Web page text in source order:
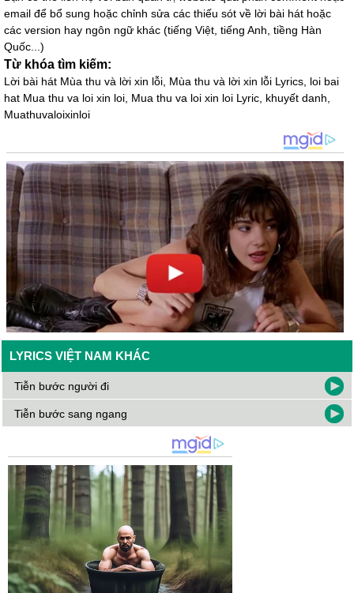
email để bổ sung hoặc chỉnh sửa các thiếu sót về lời bài hát hoặc
các version hay ngôn ngữ khác (tiếng Việt, tiếng Anh, tiềng Hàn
Quốc...)
Từ khóa tìm kiếm:
Lời bài hát Mùa thu và lời xin lỗi, Mùa thu và lời xin lỗi Lyrics, loi bai
hat Mua thu va loi xin loi, Mua thu va loi xin loi Lyric, khuyết danh,
Muathuvaloixinloi
LYRICS VIỆT NAM KHÁC
Tiễn bước người đi
Tiễn bước sang ngang